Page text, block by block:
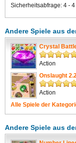
Sicherheitsabfrage: 4 - 4
Andere Spiele aus
Crystal
Action
Onslaught
Action
Alle Spiele der
Andere Spiele aus